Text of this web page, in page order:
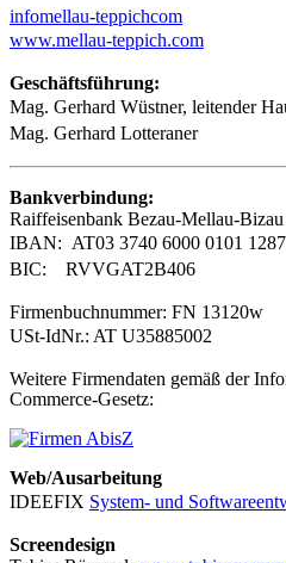
infomellau-teppichcom
www.mellau-teppich.com
Geschäftsführung:
Mag. Gerhard Wüstner, leitender
Mag. Gerhard Lotteraner
Bankverbindung:
Raiffeisenbank Bezau-Mellau-Bizau
IBAN: AT03 3740 6000 0101 1287
BIC: RVVGAT2B406
Firmenbuchnummer: FN 13120w
USt-IdNr.: AT U35885002
Weitere Firmendaten gemäß der
Commerce-Gesetz:
Web/Ausarbeitung
IDEEFIX System- und
Screendesign